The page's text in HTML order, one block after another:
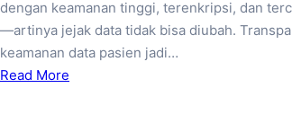
dengan keamanan tinggi, terenkripsi, dan
—artinya jejak data tidak bisa diubah.
keamanan data pasien jadi…
Read More